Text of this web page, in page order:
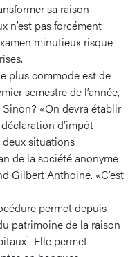
sa raison
n’est pas forcément
minutieux risque
plus commode est de
semestre de l’année,
«On devra établir
d’impôt
situations
de la société anonyme
Gilbert Anthoine. «C’est
permet depuis
patrimoine de la raison
1. Elle permet